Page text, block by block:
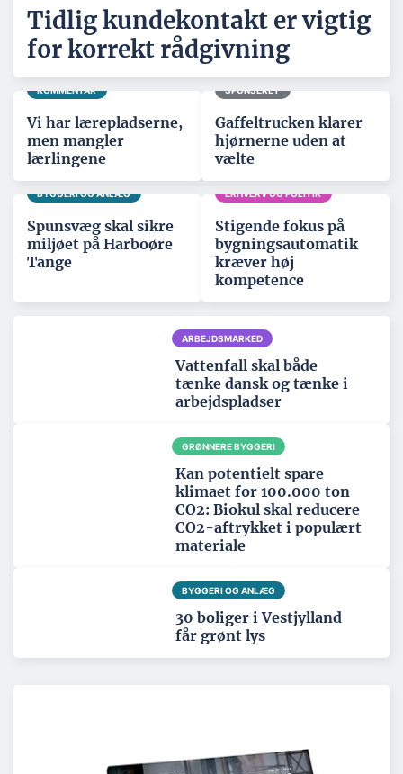
Tidlig kundekontakt er vigtig
for korrekt rådgivning
KOMMENTAR
Vi har lærepladserne,
men mangler
lærlingene
SPONSERET
Gaffeltrucken klarer
hjørnerne uden at
vælte
BYGGERI OG ANLÆG
Spunsvæg skal sikre
miljøet på Harboøre
Tange
ERHVERV OG POLITIK
Stigende fokus på
bygningsautomatik
kræver høj
kompetence
ARBEJDSMARKED
Vattenfall skal både
tænke dansk og tænke i
arbejdspladser
GRØNNERE BYGGERI
Kan potentielt spare
klimaet for 100.000 ton
CO2: Biokul skal reducere
CO2-aftrykket i populært
materiale
BYGGERI OG ANLÆG
30 boliger i Vestjylland
får grønt lys